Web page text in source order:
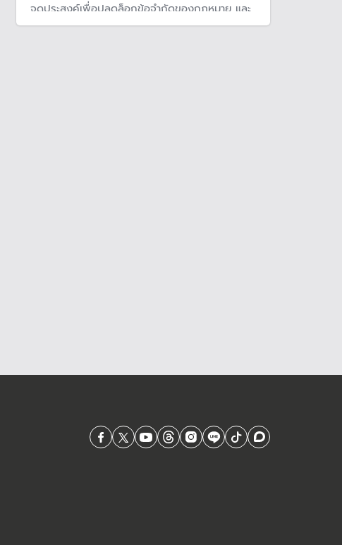
จุดประสงค์เพื่อปลดล็อกข้อจำกัดของกฎหมาย และ
ตั้งหน่วยงานหลักขับเคลื่อนโครงการแลนด์บริดจ์